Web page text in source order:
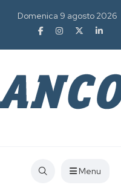
Domenica 9 agosto 2026
Menu